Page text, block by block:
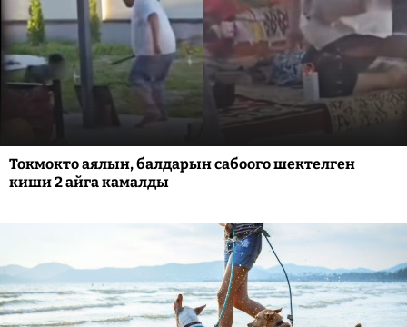
Токмокто аялын, балдарын сабоого шектелген
киши 2 айга камалды